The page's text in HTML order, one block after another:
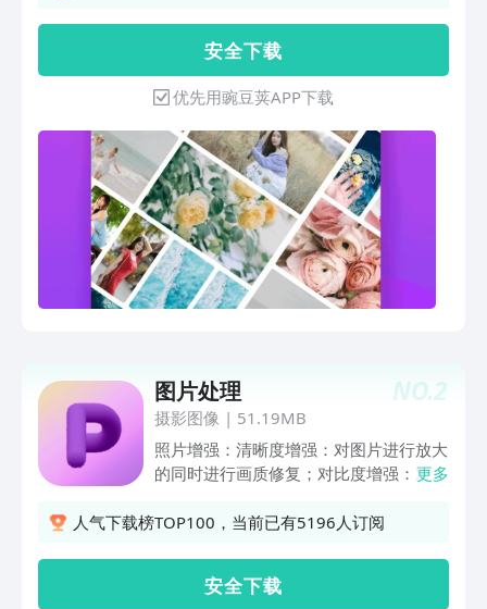
3:4, 5:4, 9:16 等 - 模糊、马赛克， 改变
照片背景 - 贴纸种类丰富，字体创造照片
- 涂鸦功能，照片画画 照片拼图 - 可将多
达20张的照片进行照片组合 - 15张自由
拼图，随心所欲照片拼图 - 长图拼接支持
16张，拼接长图更方便 - 100+ 布局可供
选择，变换照片组合比例：1:1，3:4，
5:4，9:16 等 - 调节照片组合的边框， 编
辑照片组合使用拖动交换图片、替换、旋
转、裁剪，还有更多功能 - 背景、滤镜、
贴纸、添加文字等创造惊人效果 丰富模
纸，猫咪兔耳朵、文艺清新、潮酷恶搞各
种贴纸 - 分享拼图：保存作品到你的图
库，多种途径分享
安 全 下 载
优先用豌豆荚APP下载
NO.2
图片处理
摄影图像 | 51.19MB
照片增强：清晰度增强：对图片进行放大
的同时进行画质修复；对比度增强：对图
前比较好的图片放大以及修复放大，能够
持多种尺寸的证件照生成； 风格重绘：
更多
人气下载榜TOP100，当前已有5196人订阅
安 全 下 载